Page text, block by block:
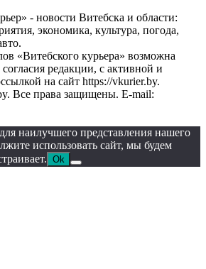
- новости Витебска и области:
экономика, культура, погода,
«Витебского курьера» возможна
редакции, с активной и
на сайт https://vkurier.by.
Все права защищены. E-mail:
наилучшего представления нашего
использовать сайт, мы будем
Ok